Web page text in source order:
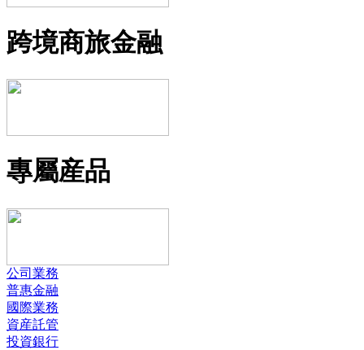
跨境商旅金融
專屬産品
公司業務
普惠金融
國際業務
資産託管
投資銀行